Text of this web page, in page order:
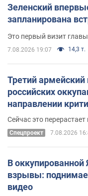
Зеленский
запланирована
Это первый визит
7.08.2026 19:07 14,3 т.
Третий армейский
российских
направлении
удалось
Сейчас это
Спецпроект 7.08.2026
В
взрывы:
видео